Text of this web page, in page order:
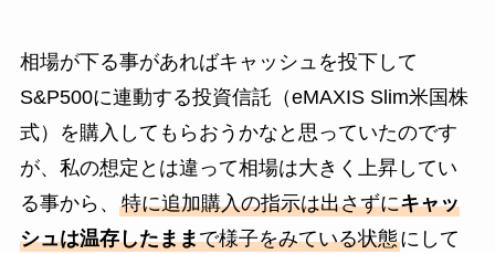
相場が下る事があればキャッシュを投下して
S&P500に連動する投資信託（eMAXIS Slim米国株
式）を購入してもらおうかなと思っていたのです
が、私の想定とは違って相場は大きく上昇してい
る事から、 特に追加購入の指示は出さずにキャッ
シュは温存したままで様子をみている状態にして